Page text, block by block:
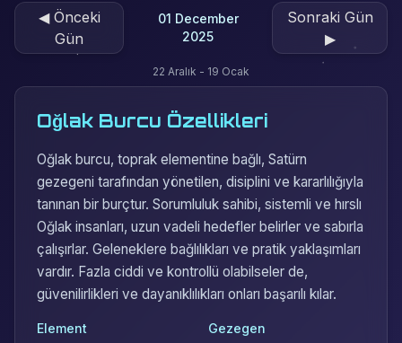
◀Önceki
Gün
01 December
2025
Sonraki Gün
▶
22 Aralık - 19 Ocak
Oğlak Burcu Özellikleri
Oğlak burcu, toprak elementine bağlı, Satürn
gezegeni tarafından yönetilen, disiplini ve kararlılığıyla
tanınan bir burçtur. Sorumluluk sahibi, sistemli ve hırslı
Oğlak insanları, uzun vadeli hedefler belirler ve sabırla
çalışırlar. Geleneklere bağlılıkları ve pratik yaklaşımları
vardır. Fazla ciddi ve kontrollü olabilseler de,
güvenilirlikleri ve dayanıklılıkları onları başarılı kılar.
Element Gezegen